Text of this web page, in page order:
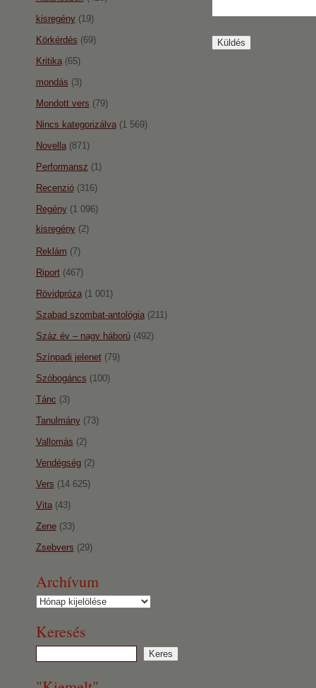
kisregény(19)
Körkérdés (69)
Kritika(65)
mondás (3)
Mondott vers (79)
Nincs kategorizálva(1 569)
Novella(871)
Performansz (1)
Recenzió(316)
Regény(1 096)
kisregény(2)
Reklám (7)
Riport(467)
Rövidpróza(1 001)
Szabad szombat-antológia(211)
Száz év – nagy háború(492)
Színpadi jelenet(79)
Szóbogáncs (100)
Tánc (3)
Tanulmány(73)
Vallomás (2)
Vendégség(2)
Vers (14 625)
Vita(43)
Zene(33)
Zsebvers (29)
Archívum
Archívum
Keresés